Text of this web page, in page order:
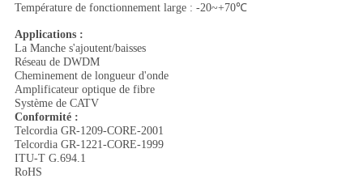
Température de fonctionnement large : -20~+70℃
Applications :
La Manche s'ajoutent/baisses
Réseau de DWDM
Cheminement de longueur d'onde
Amplificateur optique de fibre
Système de CATV
Conformité :
Telcordia GR-1209-CORE-2001
Telcordia GR-1221-CORE-1999
ITU-T G.694.1
RoHS